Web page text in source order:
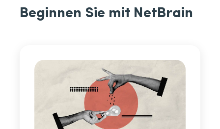
Beginnen Sie mit NetBrain